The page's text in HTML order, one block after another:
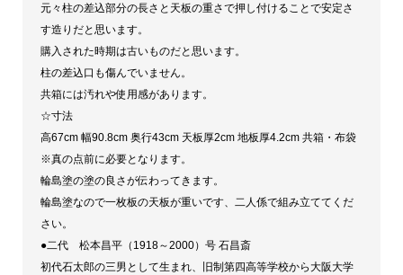
昌
平」
京
間
幅
真
台
【税
込・
元々柱の差込部分の長さと天板の重さで押し付けることで安定さ
す造りだと思います。
購入された時期は古いものだと思います。
柱の差込口も傷んでいません。
共箱には汚れや使用感があります。
☆寸法
高67cm 幅90.8cm 奥行43cm 天板厚2cm 地板厚4.2cm 共箱・布袋
※真の点前に必要となります。
輪島塗の塗の良さが伝わってきます。
輪島塗なので一枚板の天板が重いです、二人係で組み立ててくだ
さい。
●二代 松本昌平（1918～2000）号 石昌斎
初代石太郎の三男として生まれ、旧制第四高等学校から大阪大学